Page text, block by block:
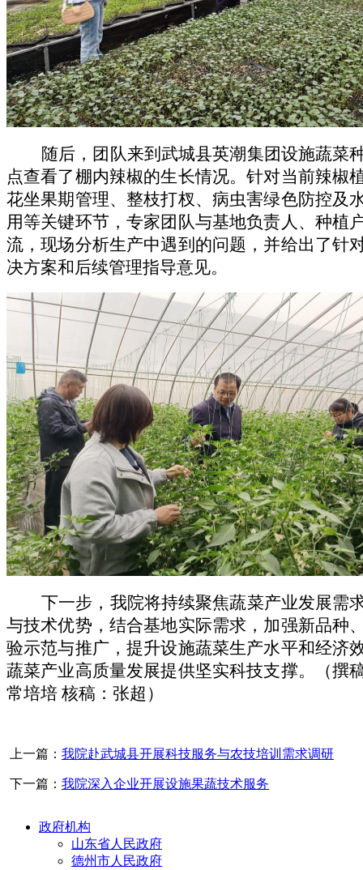
随后，团队来到武城县英潮集团设施蔬菜
点查看了棚内辣椒的生长情况。针对当前辣椒
花坐果期管理、整枝打杈、病虫害绿色防控及
用等关键环节，专家团队与基地负责人、种植
流，现场分析生产中遇到的问题，并给出了针
决方案和后续管理指导意见。
下一步，我院将持续聚焦蔬菜产业发展需
与技术优势， 结合基地实际需求，加强新品种
验示范与推广，提升设施蔬菜生产水平和经济
蔬菜产业高质量发展提供坚实科技支撑。
（撰
常培培 核稿：张超）
上一篇： 我院赴武城县开展科技服务与农技培训需求调研
下一篇： 我院深入企业开展设施果蔬技术服务
政府机构
山东省人民政府
德州市人民政府